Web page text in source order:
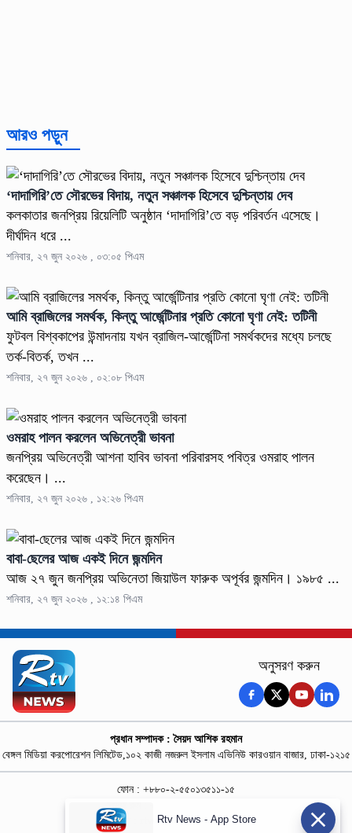
আরও পড়ুন
‘দাদাগিরি’তে সৌরভের বিদায়, নতুন সঞ্চালক হিসেবে দুশ্চিন্তায় দেব
কলকাতার জনপ্রিয় রিয়েলিটি অনুষ্ঠান ‘দাদাগিরি’তে বড় পরিবর্তন এসেছে।
দীর্ঘদিন ধরে ...
শনিবার, ২৭ জুন ২০২৬ , ০৩:০৫ পিএম
আমি ব্রাজিলের সমর্থক, কিন্তু আর্জেন্টিনার প্রতি কোনো ঘৃণা নেই: তটিনী
ফুটবল বিশ্বকাপের উন্মাদনায় যখন ব্রাজিল-আর্জেন্টিনা সমর্থকদের মধ্যে চলছে
তর্ক-বিতর্ক, তখন ...
শনিবার, ২৭ জুন ২০২৬ , ০২:০৮ পিএম
ওমরাহ পালন করলেন অভিনেত্রী ভাবনা
জনপ্রিয় অভিনেত্রী আশনা হাবিব ভাবনা পরিবারসহ পবিত্র ওমরাহ পালন
করেছেন। ...
শনিবার, ২৭ জুন ২০২৬ , ১২:২৬ পিএম
বাবা-ছেলের আজ একই দিনে জন্মদিন
আজ ২৭ জুন জনপ্রিয় অভিনেতা জিয়াউল ফারুক অপূর্বর জন্মদিন। ১৯৮৫ ...
শনিবার, ২৭ জুন ২০২৬ , ১২:১৪ পিএম
অনুসরণ করুন
প্রধান সম্পাদক : সৈয়দ আশিক রহমান
বেঙ্গল মিডিয়া করপোরেশন লিমিটেড,১০২ কাজী নজরুল ইসলাম এভিনিউ কারওয়ান বাজার, ঢাকা-১২১৫
ফোন : +৮৮০-২-৫৫০১৩৫১১-১৫
নিউজ রুম : +৮৮০-১৮৭৮১৮৪৩৬৯-৭০
বিজ্ঞাপন :
rtvdigitalad@gmail.com
Rtv News - App Store